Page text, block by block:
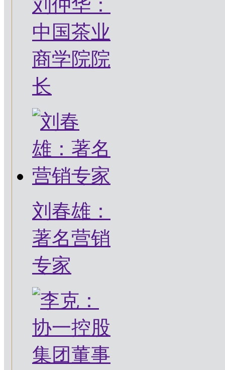
刘仲华：
中国茶业
商学院院
长
刘春雄：
著名营销
专家